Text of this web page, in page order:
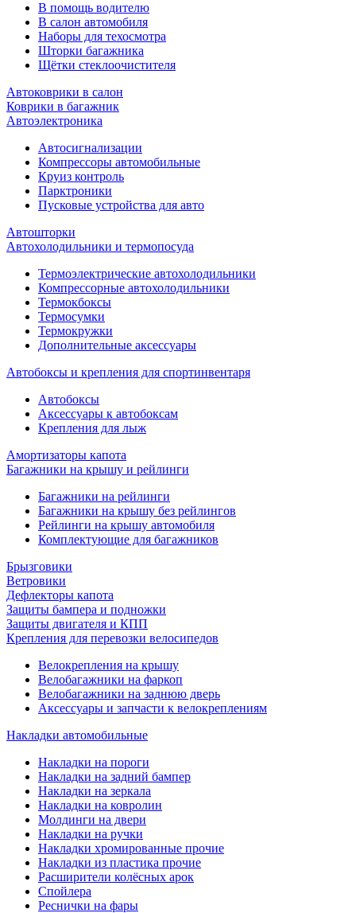
В помощь водителю
В салон автомобиля
Наборы для техосмотра
Шторки багажника
Щётки стеклоочистителя
Автоковрики в салон
Коврики в багажник
Автоэлектроника
Автосигнализации
Компрессоры автомобильные
Круиз контроль
Парктроники
Пусковые устройства для авто
Автошторки
Автохолодильники и термопосуда
Термоэлектрические автохолодильники
Компрессорные автохолодильники
Термокбоксы
Термосумки
Термокружки
Дополнительные аксессуары
Автобоксы и крепления для спортинвентаря
Автобоксы
Аксессуары к автобоксам
Крепления для лыж
Амортизаторы капота
Багажники на крышу и рейлинги
Багажники на рейлинги
Багажники на крышу без рейлингов
Рейлинги на крышу автомобиля
Комплектующие для багажников
Брызговики
Ветровики
Дефлекторы капота
Защиты бампера и подножки
Защиты двигателя и КПП
Крепления для перевозки велосипедов
Велокрепления на крышу
Велобагажники на фаркоп
Велобагажники на заднюю дверь
Аксессуары и запчасти к велокреплениям
Накладки автомобильные
Накладки на пороги
Накладки на задний бампер
Накладки на зеркала
Накладки на ковролин
Молдинги на двери
Накладки на ручки
Накладки хромированные прочие
Накладки из пластика прочие
Расширители колёсных арок
Спойлера
Реснички на фары